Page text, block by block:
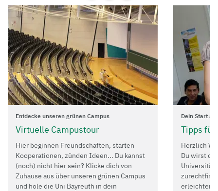
Entdecke unseren grünen Campus
Virtuelle Campustour
Hier beginnen Freundschaften, starten
Kooperationen, zünden Ideen... Du kannst
(noch) nicht hier sein? Klicke dich von
Zuhause aus über unseren grünen Campus
und hole die Uni Bayreuth in dein
Dein Start
Tipps
Herzlich
Du wirst
Universität
erleichtern,